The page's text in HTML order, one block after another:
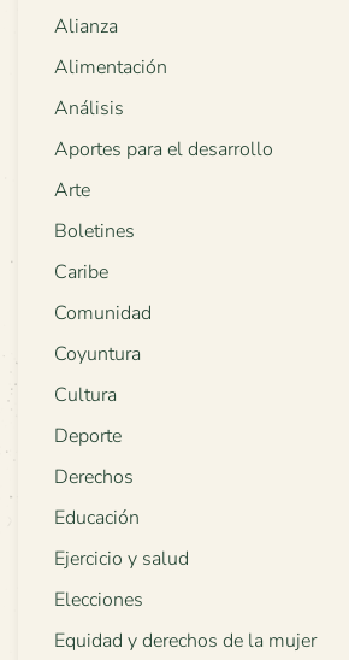
Alianza
Alimentación
Análisis
Aportes para el desarrollo
Arte
Boletines
Caribe
Comunidad
Coyuntura
Cultura
Deporte
Derechos
Educación
Ejercicio y salud
Elecciones
Equidad y derechos de la mujer